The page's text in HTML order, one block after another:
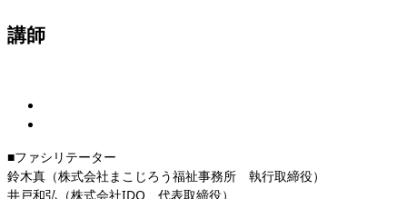
講師
■ファシリテーター
鈴木真（株式会社まこじろう福祉事務所 執行取締役）
井戸和弘（株式会社IDO 代表取締役）